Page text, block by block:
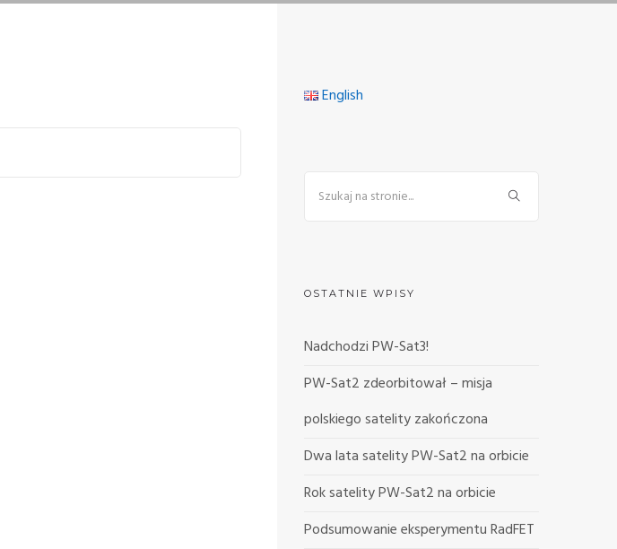
English
OSTATNIE WPISY
Nadchodzi PW-Sat3!
PW-Sat2 zdeorbitował – misja
polskiego satelity zakończona
Dwa lata satelity PW-Sat2 na orbicie
Rok satelity PW-Sat2 na orbicie
Podsumowanie eksperymentu RadFET